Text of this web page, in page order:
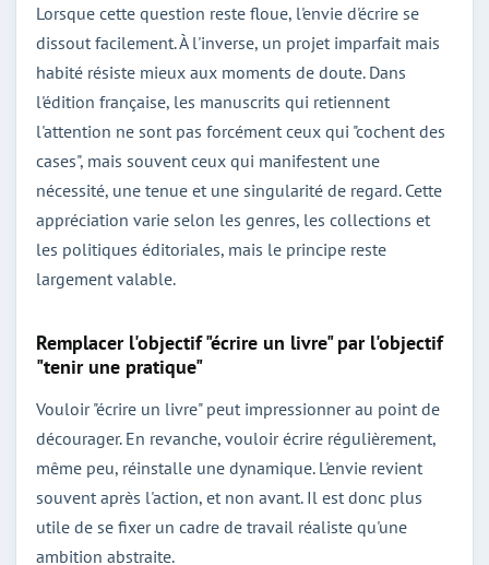
Lorsque cette question reste floue, l'envie d'écrire se
dissout facilement. À l'inverse, un projet imparfait mais
habité résiste mieux aux moments de doute. Dans
l'édition française, les manuscrits qui retiennent
l'attention ne sont pas forcément ceux qui "cochent des
cases", mais souvent ceux qui manifestent une
nécessité, une tenue et une singularité de regard. Cette
appréciation varie selon les genres, les collections et
les politiques éditoriales, mais le principe reste
largement valable.
Remplacer l'objectif "écrire un livre" par l'objectif
"tenir une pratique"
Vouloir "écrire un livre" peut impressionner au point de
décourager. En revanche, vouloir écrire régulièrement,
même peu, réinstalle une dynamique. L'envie revient
souvent après l'action, et non avant. Il est donc plus
utile de se fixer un cadre de travail réaliste qu'une
ambition abstraite.